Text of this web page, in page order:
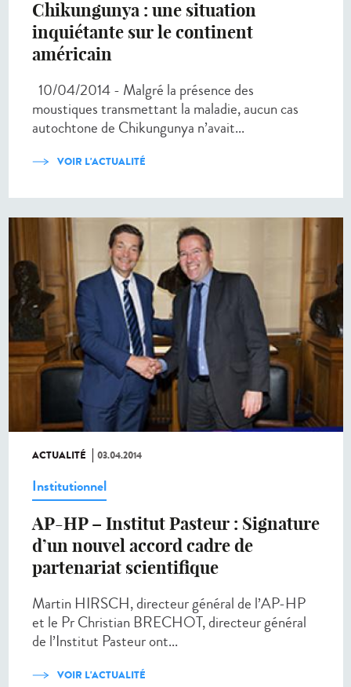
Chikungunya : une situation
inquiétante sur le continent
américain
10/04/2014 - Malgré la présence des
moustiques transmettant la maladie, aucun cas
autochtone de Chikungunya n’avait...
VOIR L'ACTUALITÉ
ACTUALITÉ 03.04.2014
Institutionnel
AP-HP – Institut Pasteur : Signature
d’un nouvel accord cadre de
partenariat scientifique
Martin HIRSCH, directeur général de l’AP-HP
et le Pr Christian BRECHOT, directeur général
de l’Institut Pasteur ont...
VOIR L'ACTUALITÉ